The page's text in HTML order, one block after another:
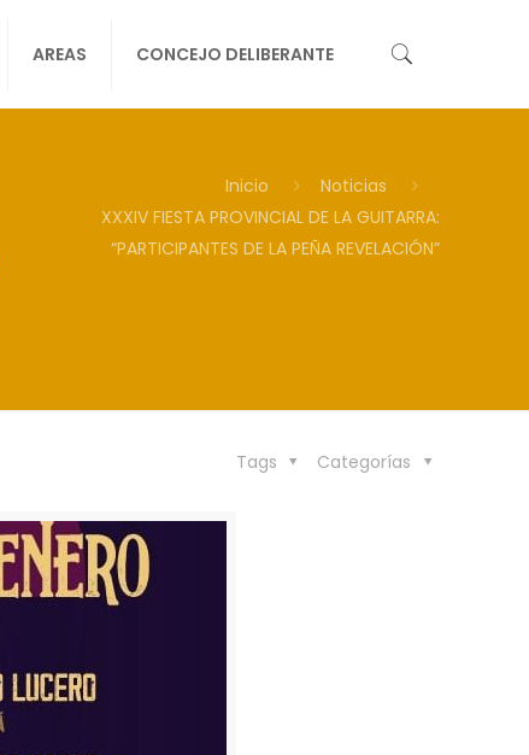
AREAS CONCEJO DELIBERANTE
Inicio
Noticias
XXXIV FIESTA PROVINCIAL DE LA GUITARRA:
“PARTICIPANTES DE LA PEÑA REVELACIÓN”
Categorías
Tags